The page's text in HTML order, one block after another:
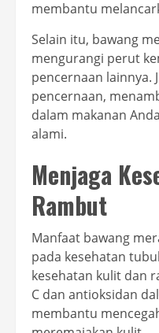
membantu
Selain itu, bawang
mengurangi perut
pencernaan lainnya.
pencernaan,
dalam makanan
alami.
Menjaga
Rambut
Manfaat bawang
pada kesehatan
kesehatan kulit dan
C dan antioksidan
membantu